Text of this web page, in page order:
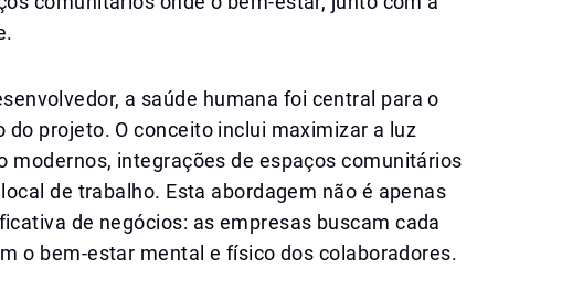
a saúde humana foi central para o
projeto. O conceito inclui maximizar a luz
modernos, integrações de espaços comunitários
de trabalho. Esta abordagem não é apenas
de negócios: as empresas buscam cada
o bem-estar mental e físico dos colaboradores.